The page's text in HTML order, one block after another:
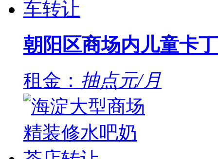
朝阳区商场内儿童卡
租金： 抽点元/月